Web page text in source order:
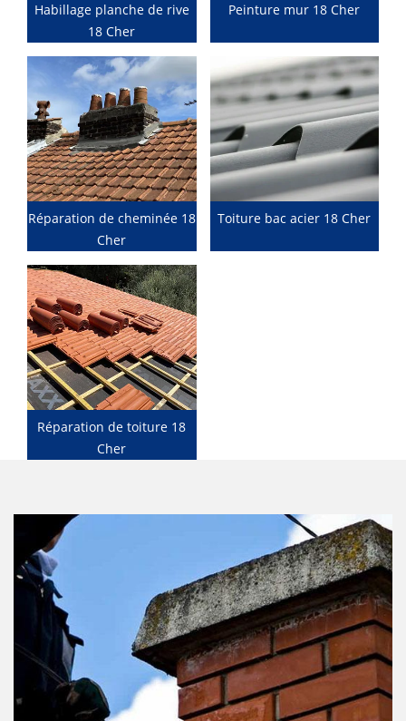
Habillage planche de rive
18 Cher
Peinture mur 18 Cher
Réparation de cheminée 18
Cher
Toiture bac acier 18 Cher
Réparation de toiture 18
Cher